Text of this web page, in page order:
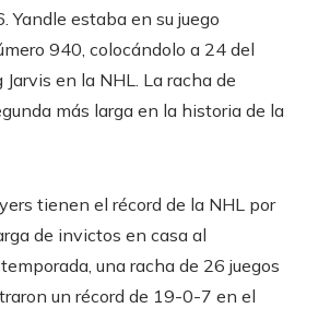
Yandle estaba en su juego
940, colocándolo a 24 del
Jarvis en la NHL. La racha de
más larga en la historia de la
tienen el récord de la NHL por
de invictos en casa al
una racha de 26 juegos
un récord de 19-0-7 en el